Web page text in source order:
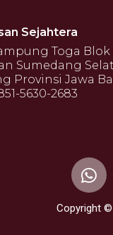
Sejahtera
Toga Blok
Sumedang
Provinsi Jawa
5630-2683
W
h
a
t
Copyright ©